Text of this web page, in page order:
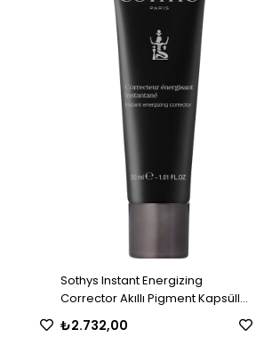
Sothys Instant Energizing
Corrector Akıllı Pigment Kapsüllü
EE Krem 30 ml
₺2.732,00